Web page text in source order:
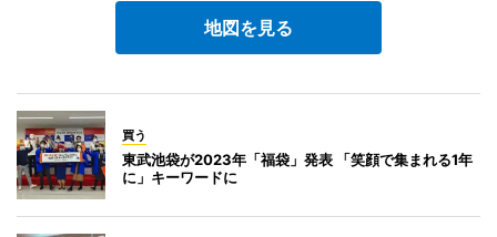
地図を見る
買う
東武池袋が2023年「福袋」発表 「笑顔で集まれる1年
に」キーワードに